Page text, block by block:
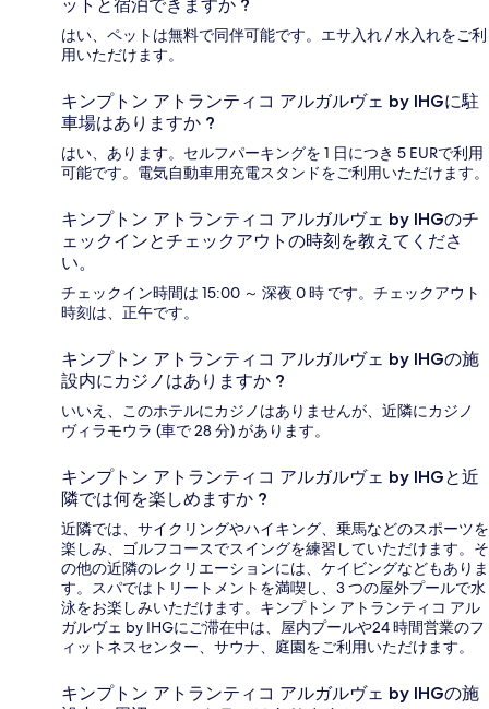
ットと宿泊できますか ?
はい、ペットは無料で同伴可能です。エサ入れ / 水入れをご利
用いただけます。
キンプトン アトランティコ アルガルヴェ by IHGに駐
車場はありますか ?
はい、あります。セルフパーキングを 1 日につき 5 EURで利用
可能です。電気自動車用充電スタンドをご利用いただけます。
キンプトン アトランティコ アルガルヴェ by IHGのチ
ェックインとチェックアウトの時刻を教えてくださ
い。
チェックイン時間は 15:00 ～ 深夜 0 時 です。チェックアウト
時刻は、正午です。
キンプトン アトランティコ アルガルヴェ by IHGの施
設内にカジノはありますか ?
いいえ、このホテルにカジノはありませんが、近隣にカジノ
ヴィラモウラ (車で 28 分) があります。
キンプトン アトランティコ アルガルヴェ by IHGと近
隣では何を楽しめますか ?
近隣では、サイクリングやハイキング、乗馬などのスポーツを
楽しみ、ゴルフコースでスイングを練習していただけます。そ
の他の近隣のレクリエーションには、ケイビングなどもありま
す。スパではトリートメントを満喫し、3 つの屋外プールで水
泳をお楽しみいただけます。キンプトン アトランティコ アル
ガルヴェ by IHGにご滞在中は、屋内プールや24 時間営業のフ
ィットネスセンター、サウナ、庭園をご利用いただけます。
キンプトン アトランティコ アルガルヴェ by IHGの施